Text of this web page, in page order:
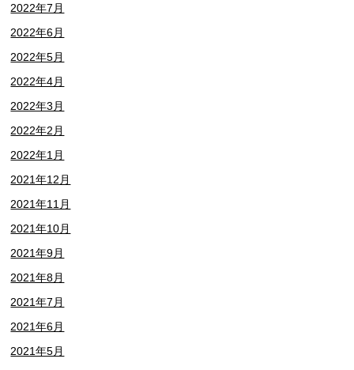
2022年7月
2022年6月
2022年5月
2022年4月
2022年3月
2022年2月
2022年1月
2021年12月
2021年11月
2021年10月
2021年9月
2021年8月
2021年7月
2021年6月
2021年5月